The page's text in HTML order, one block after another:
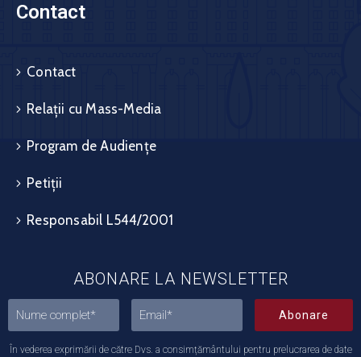
Contact
Contact
Relații cu Mass-Media
Program de Audiențe
Petiții
Responsabil L544/2001
ABONARE LA NEWSLETTER
Abonare
În vederea exprimării de către Dvs. a consimțământului pentru prelucrarea de date